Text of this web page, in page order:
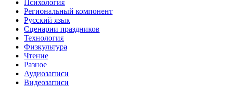
Психология
Региональный компонент
Русский язык
Сценарии праздников
Технология
Физкультура
Чтение
Разное
Аудиозаписи
Видеозаписи